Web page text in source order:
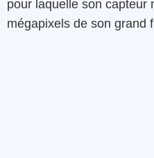
pour laquelle son capteur
mégapixels de son grand